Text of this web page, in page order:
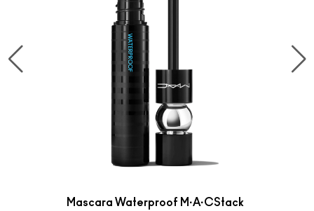
Mascara Waterproof M·A·CStack